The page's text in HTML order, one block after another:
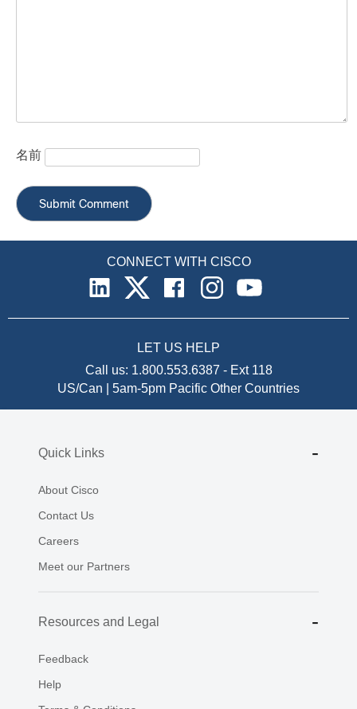
名前
CONNECT WITH CISCO
LET US HELP
Call us: 1.800.553.6387 - Ext 118
US/Can | 5am-5pm Pacific Other Countries